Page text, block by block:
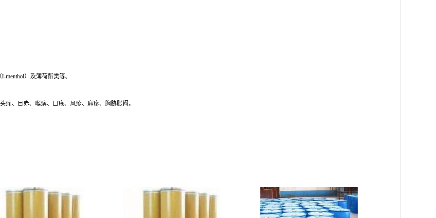
menthol）及薄荷酯类等。
、目赤、喉痹、口疮、风疹、麻疹、胸胁胀闷。